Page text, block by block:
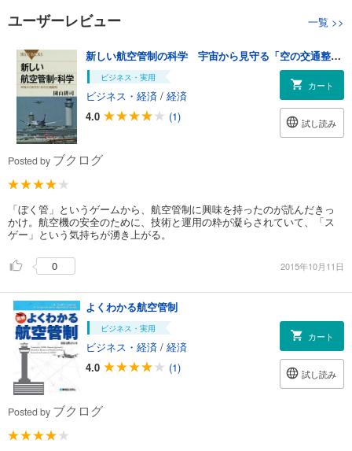
ユーザーレビュー 一覧 >>
新しい航空管制の科学 宇宙から見守る「空の交通整理」
ビジネス・実用
ビジネス・経済 / 経済
4.0
(1)
カート
試し読み
Posted by ブクログ
「ぼく管」というゲームから、航空管制に興味を持ったのが読んだきっ
かけ。航空機の安全のために、技術と運用の粋が凝らされていて、「ス
ゲー」という気持ちが湧き上がる。
0 2015年10月11日
よくわかる航空管制
ビジネス・実用
ビジネス・経済 / 経済
4.0
(1)
カート
試し読み
Posted by ブクログ